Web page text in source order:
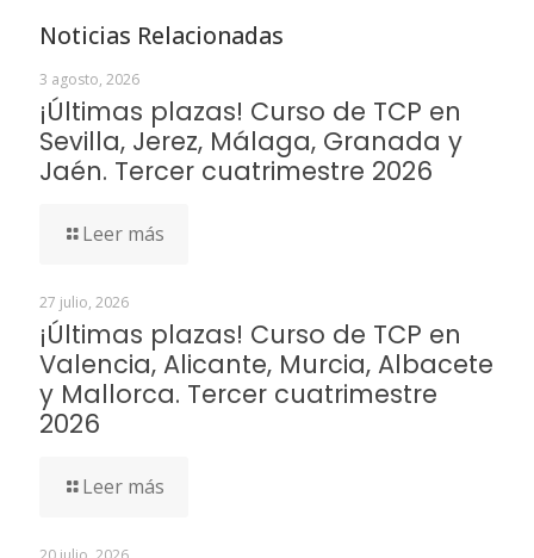
Noticias Relacionadas
3 agosto, 2026
¡Últimas plazas! Curso de TCP en
Sevilla, Jerez, Málaga, Granada y
Jaén. Tercer cuatrimestre 2026
Leer más
27 julio, 2026
¡Últimas plazas! Curso de TCP en
Valencia, Alicante, Murcia, Albacete
y Mallorca. Tercer cuatrimestre
2026
Leer más